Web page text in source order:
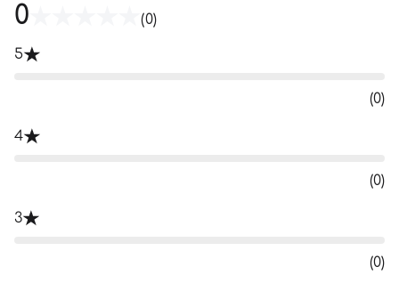
0 (0)
5
(0)
4
(0)
3
(0)